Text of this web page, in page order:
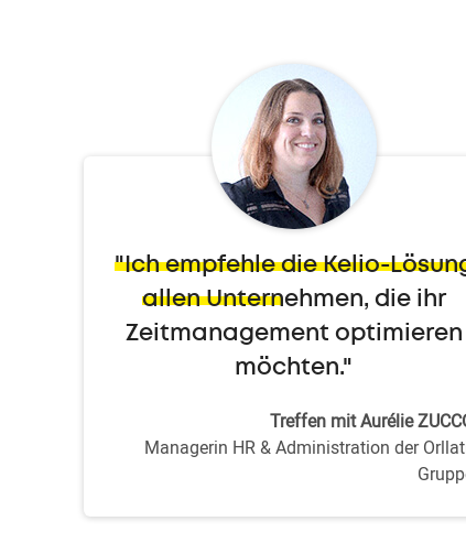
"Ich empfehle die Kelio-
allen Unternehmen, die ihr
Zeitmanagement optimieren
möchten."
Treffen mit Aurélie
Managerin HR & Administration der